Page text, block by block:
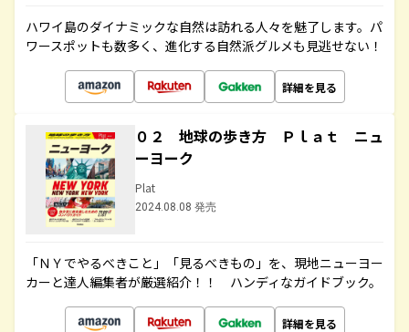
ハワイ島のダイナミックな自然は訪れる人々を魅了します。パ
ワースポットも数多く、進化する自然派グルメも見逃せない！
詳細を見る
０２ 地球の歩き方 Ｐｌａｔ ニュ
ーヨーク
Plat
2024.08.08 発売
「ＮＹでやるべきこと」「見るべきもの」を、現地ニューヨー
カーと達人編集者が厳選紹介！！ ハンディなガイドブック。
詳細を見る